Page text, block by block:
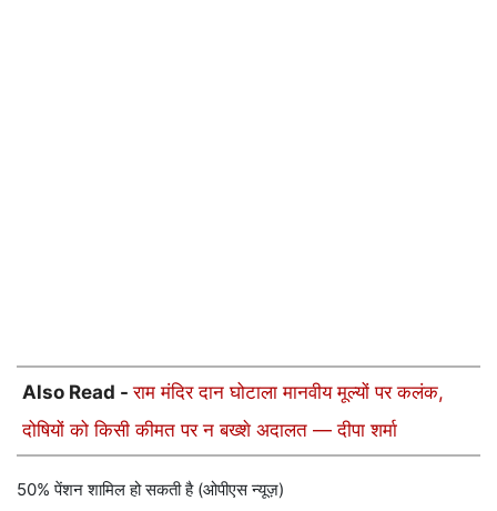
Also Read -राम मंदिर दान घोटाला मानवीय मूल्यों पर कलंक,
दोषियों को किसी कीमत पर न बख्शे अदालत — दीपा शर्मा
50% पेंशन शामिल हो सकती है (ओपीएस न्यूज़)